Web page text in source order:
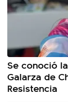
Se conoció
Galarza de
Resistencia